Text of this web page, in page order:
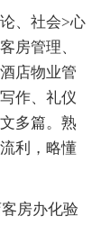
、社会>心
房管理、
店物业管
作、礼仪
多篇。熟
利，略懂
房办化验